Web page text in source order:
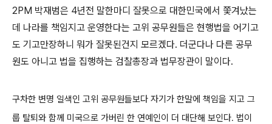
2PM 박재범은 4년전 말한마디 잘못으로 대한민국에서 쫓겨났는
데 나라를 책임지고 운영한다는 고위 공무원들은 현행법을 어기고
도 기고만장하니 뭐가 잘못된건지 모르겠다. 더군다나 다른 공무
원도 아니고 법을 집행하는 검찰총장과 법무장관이 말이다.
구차한 변명 일색인 고위 공무원들보다 자기가 한말에 책임을 지고 그
룹 탈퇴와 함께 미국으로 가버린 한 연예인이 더 대단해 보인다. 법이